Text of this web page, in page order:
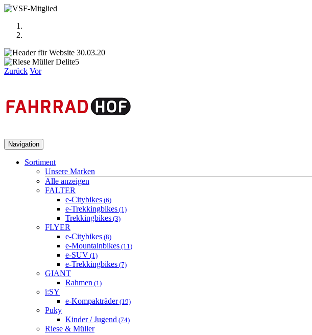
Zurück Vor
Navigation
Sortiment
Unsere Marken
Alle anzeigen
FALTER
e-Citybikes (6)
e-Trekkingbikes (1)
Trekkingbikes (3)
FLYER
e-Citybikes (8)
e-Mountainbikes (11)
e-SUV (1)
e-Trekkingbikes (7)
GIANT
Rahmen (1)
i:SY
e-Kompakträder(19)
Puky
Kinder / Jugend (74)
Riese & Müller